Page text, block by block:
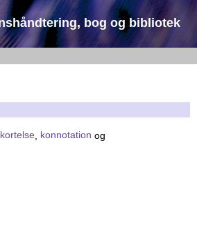
bog og bibliotek
konnotation og